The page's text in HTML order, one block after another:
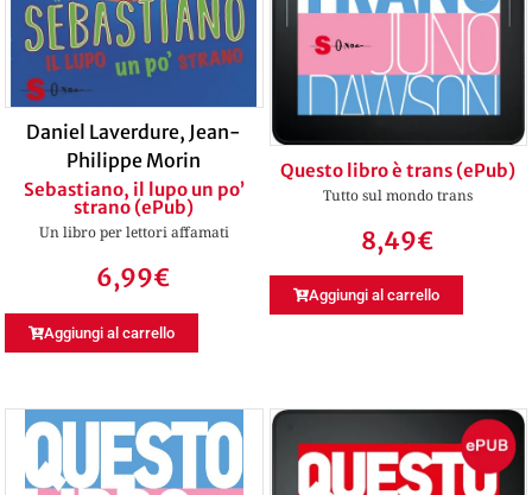
Daniel Laverdure, Jean-
Philippe Morin
Sebastiano, il lupo un po’
strano (ePub)
Un libro per lettori affamati
6,99€
Aggiungi al carrello
Questo libro è trans (ePub)
Tutto sul mondo trans
8,49€
Aggiungi al carrello